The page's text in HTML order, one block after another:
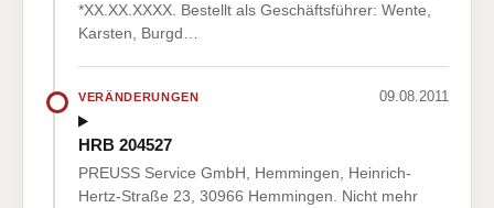
*XX.XX.XXXX. Bestellt als Geschäftsführer: Wente,
Karsten, Burgd…
VERÄNDERUNGEN 09.08.2011
HRB 204527
PREUSS Service GmbH, Hemmingen, Heinrich-
Hertz-Straße 23, 30966 Hemmingen. Nicht mehr